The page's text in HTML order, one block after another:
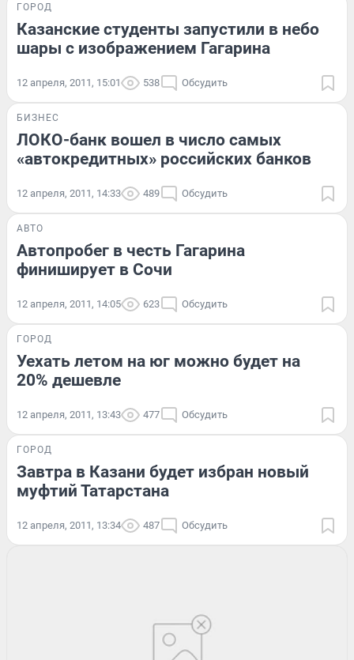
ГОРОД
Казанские студенты запустили в небо
шары с изображением Гагарина
12 апреля, 2011, 15:01 538 Обсудить
БИЗНЕС
ЛОКО-банк вошел в число самых
«автокредитных» российских банков
12 апреля, 2011, 14:33 489 Обсудить
АВТО
Автопробег в честь Гагарина
финиширует в Сочи
12 апреля, 2011, 14:05 623 Обсудить
ГОРОД
Уехать летом на юг можно будет на
20% дешевле
12 апреля, 2011, 13:43 477 Обсудить
ГОРОД
Завтра в Казани будет избран новый
муфтий Татарстана
12 апреля, 2011, 13:34 487 Обсудить